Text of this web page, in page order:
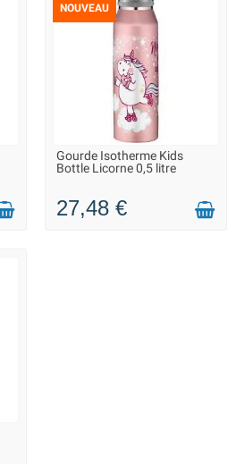
NOUVEAU
LIVRAISON 2 À 3 JOURS
Gourde Isotherme Kids
Bottle Licorne 0,5 litre
27,48 €